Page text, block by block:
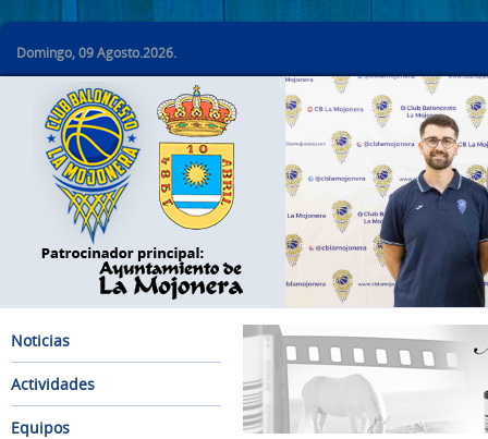
Domingo, 09 Agosto.2026.
Noticias
Actividades
Equipos